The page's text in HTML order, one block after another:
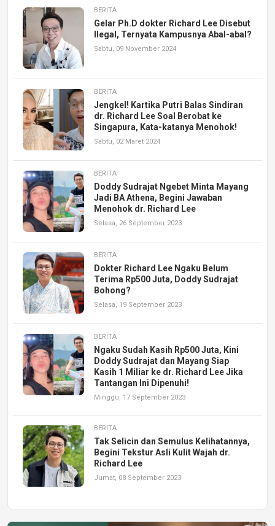
BERITA
Gelar Ph.D dokter Richard Lee Disebut
Ilegal, Ternyata Kampusnya Abal-abal?
Sabtu, 09 November 2024
BERITA
Jengkel! Kartika Putri Balas Sindiran
dr. Richard Lee Soal Berobat ke
Singapura, Kata-katanya Menohok!
Sabtu, 02 Maret 2024
BERITA
Doddy Sudrajat Ngebet Minta Mayang
Jadi BA Athena, Begini Jawaban
Menohok dr. Richard Lee
Selasa, 26 September 2023
BERITA
Dokter Richard Lee Ngaku Belum
Terima Rp500 Juta, Doddy Sudrajat
Bohong?
Selasa, 19 September 2023
BERITA
Ngaku Sudah Kasih Rp500 Juta, Kini
Doddy Sudrajat dan Mayang Siap
Kasih 1 Miliar ke dr. Richard Lee Jika
Tantangan Ini Dipenuhi!
Minggu, 17 September 2023
BERITA
Tak Selicin dan Semulus Kelihatannya,
Begini Tekstur Asli Kulit Wajah dr.
Richard Lee
Jumat, 08 September 2023